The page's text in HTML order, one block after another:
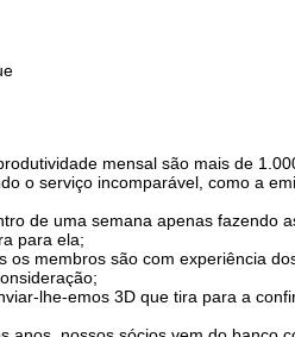
mensal são mais de
o serviço incomparável, como a
de uma semana apenas fazendo
para ela;
membros são com experiência
lhe-emos 3D que tira para a